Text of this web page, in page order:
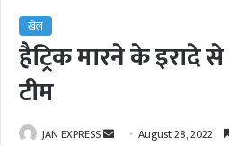
खेल
हैट्रिक मारने के इरादे
टीम
JAN EXPRESS August 28, 2022